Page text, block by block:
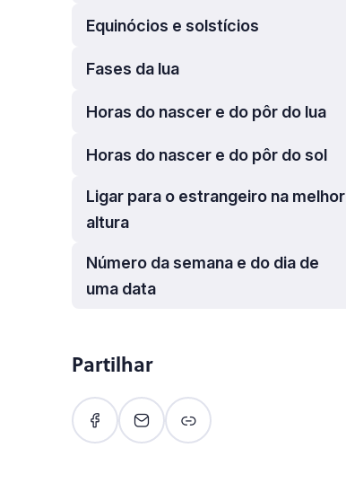
Equinócios e solstícios
Fases da lua
Horas do nascer e do pôr do lua
Horas do nascer e do pôr do sol
Ligar para o estrangeiro na melhor
altura
Número da semana e do dia de
uma data
Partilhar